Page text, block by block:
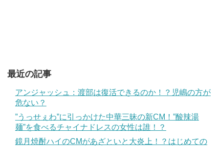
最近の記事
アンジャッシュ：渡部は復活できるのか！？児嶋の方が
危ない？
”うっせぇわ”に引っかけた中華三昧の新CM！”酸辣湯
麺”を食べるチャイナドレスの女性は誰！？
鏡月焼酎ハイのCMがあざといと大炎上！？はじめての